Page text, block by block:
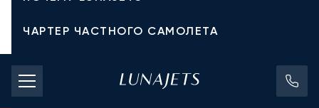
ЧАРТЕР ЧАСТНОГО САМОЛЕТА
СТОИМОСТЬ ЧАРТЕРА
ЧАСТНЫЕ САМОЛЕТЫ